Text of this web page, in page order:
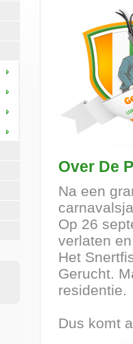
Over De
Na een
Op 26
verlaten
Het
Gerucht.
residentie.
Dus komt